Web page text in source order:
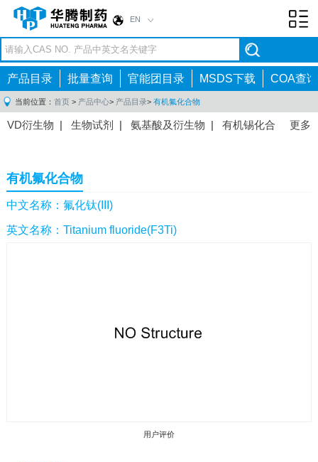
EN
产品目录 批量查询 官能团目录 MSDS下载 COA查询
当前位置： 首页 > 产品中心> 产品目录> 有机氟化合物
更多
VD衍生物 | 生物试剂 | 氨基酸及衍生物 | 有机锡化合
间体|抗高血压药物中间体
感染药物中间体|
体 |抗精神病药物中间体
药中间体|其他原料药中间体|
有机氟化合物
中文名称：氟化钛(III)
英文名称：Titanium fluoride(F3Ti)
用户评价